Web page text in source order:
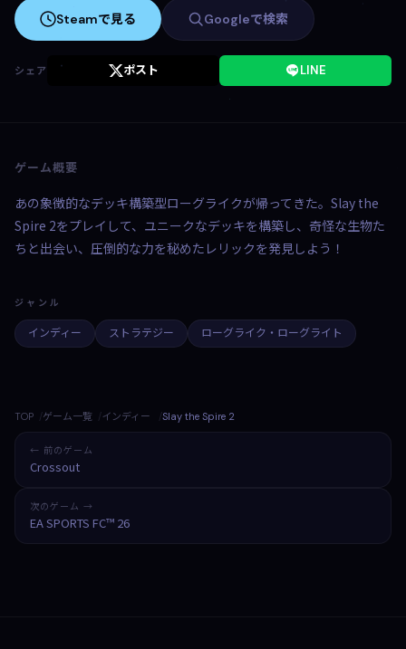
Steamで見る Googleで検索
シェア ポスト LINE
ゲーム概要
あの象徴的なデッキ構築型ローグライクが帰ってきた。Slay the
Spire 2をプレイして、ユニークなデッキを構築し、奇怪な生物た
ちと出会い、圧倒的な力を秘めたレリックを発見しよう！
ジャンル
インディー ストラテジー ローグライク・ローグライト
TOP ゲーム一覧 インディー Slay the Spire 2
← 前のゲーム
Crossout
次のゲーム →
EA SPORTS FC™ 26